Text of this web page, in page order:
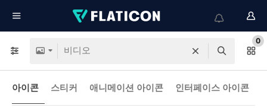
0
아이콘 스티커 애니메이션 아이콘 인터페이스 아이콘